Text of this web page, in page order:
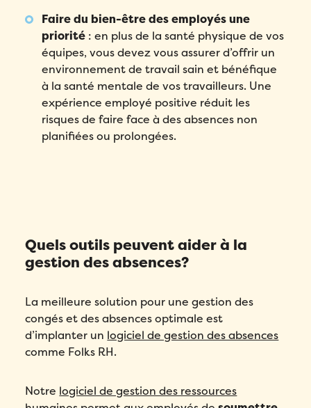
Faire du bien-être des employés une
priorité : en plus de la santé physique de vos
équipes, vous devez vous assurer d’offrir un
environnement de travail sain et bénéfique
à la santé mentale de vos travailleurs. Une
expérience employé positive réduit les
risques de faire face à des absences non
planifiées ou prolongées.
Quels outils peuvent aider à la
gestion des absences?
La meilleure solution pour une gestion des
congés et des absences optimale est
d’implanter un logiciel de gestion des absences
comme Folks RH.
Notre logiciel de gestion des ressources